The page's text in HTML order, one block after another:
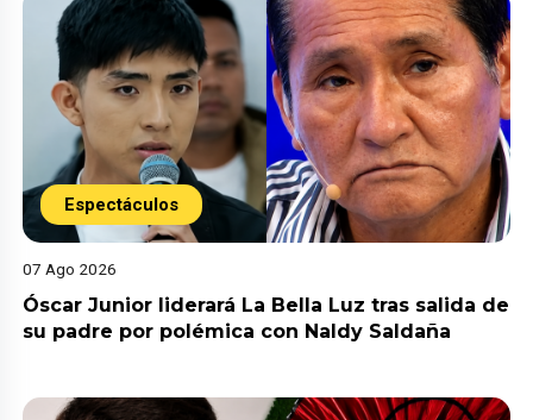
Espectáculos
07 Ago 2026
Óscar Junior liderará La Bella Luz tras salida de
su padre por polémica con Naldy Saldaña